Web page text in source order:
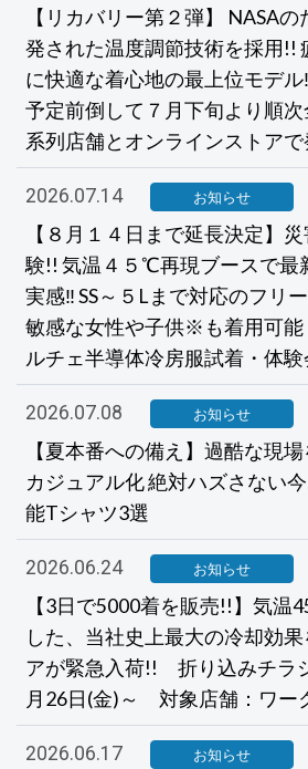
【リカバリー第２弾】 NASA
発された温度調節技術を採用!!
に快適な着心地の最上位モデ
予定前倒して７月下旬より順
系列店舗とオンラインストア
2026.07.14 お知らせ
【８月１４日まで延長決定】
験!! 気温４５℃再現ブースで最
実感‼ SS～５Lまで対応のフリ
敏感な女性や子供※も着用可能
ルチェ半導体冷房服試着・体験
2026.07.08 お知らせ
【夏本番への備え】過酷な現
カジュアル化 絶対ハズさない
能Tシャツ3選
2026.06.24 お知らせ
【3日で5000着を販売!!】気温
した、当社史上最大の冷却効
アが緊急入荷!! 折り込みチラ
月26日(金)～ 対象店舗：ワー
2026.06.17 お知らせ